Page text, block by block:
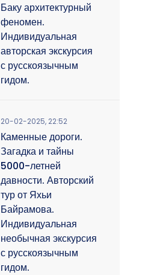
Баку архитектурный
феномен.
Индивидуальная
авторская экскурсия
с русскоязычным
гидом.
20-02-2025, 22:52
Каменные дороги.
Загадка и тайны
5000-летней
давности. Авторский
тур от Яхьи
Байрамова.
Индивидуальная
необычная экскурсия
с русскоязычным
гидом.